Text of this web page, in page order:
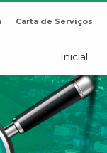
Carta de Serviços
Inicial